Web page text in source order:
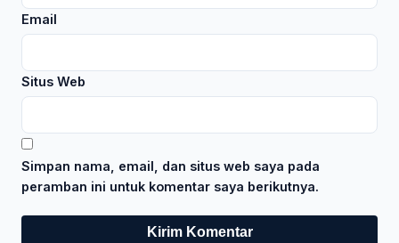
Email
Situs Web
Simpan nama, email, dan situs web saya pada
peramban ini untuk komentar saya berikutnya.